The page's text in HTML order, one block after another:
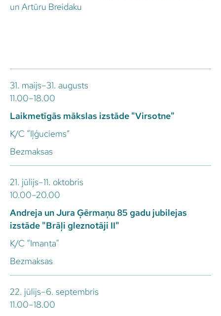
un Artūru Breidaku
31. maijs–31. augusts
11.00–18.00
Laikmetīgās mākslas izstāde "Virsotne"
K/C “Iļģuciems”
Bezmaksas
21. jūlijs–11. oktobris
10.00–20.00
Andreja un Jura Ģērmaņu 85 gadu jubilejas
izstāde "Brāļi gleznotāji II"
K/C “Imanta"
Bezmaksas
22. jūlijs–6. septembris
11.00–18.00